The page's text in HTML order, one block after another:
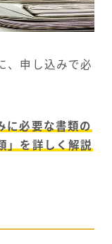
、申し込みで必
に必要な書類の
」を詳しく解説